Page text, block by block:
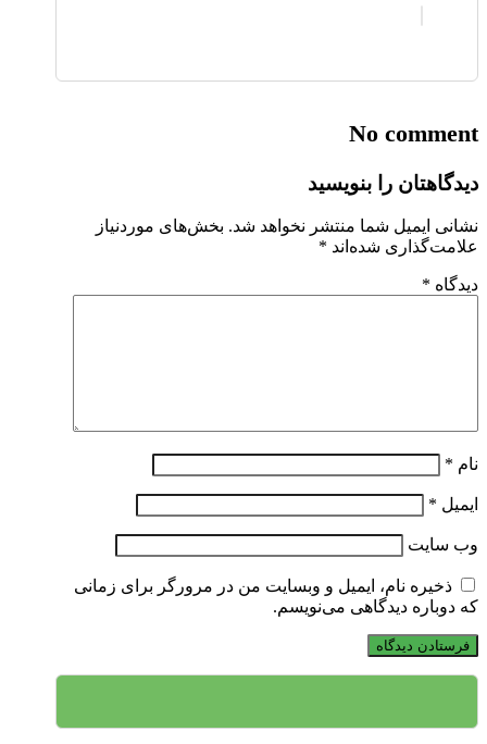
No comment
دیدگاهتان را بنویسید
نشانی ایمیل شما منتشر نخواهد شد. بخش‌های موردنیاز
علامت‌گذاری شده‌اند *
دیدگاه *
نام *
ایمیل *
وب‌ سایت
ذخیره نام، ایمیل و وبسایت من در مرورگر برای زمانی
که دوباره دیدگاهی می‌نویسم.